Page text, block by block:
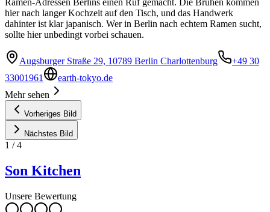
Ramen-Adressen Berlins einen Ruf gemacht. Die Brühen kommen
hier nach langer Kochzeit auf den Tisch, und das Handwerk
dahinter ist klar japanisch. Wer in Berlin nach echtem Ramen sucht,
sollte hier unbedingt vorbei schauen.
Augsburger Straße 29, 10789 Berlin Charlottenburg
+49 30
33001961
earth-tokyo.de
Mehr sehen
Vorheriges Bild
Nächstes Bild
1 /4
Son Kitchen
Unsere Bewertung